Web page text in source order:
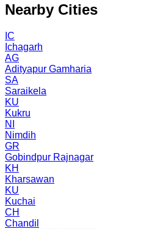
Nearby Cities
IC
Ichagarh
AG
Adityapur Gamharia
SA
Saraikela
KU
Kukru
NI
Nimdih
GR
Gobindpur Rajnagar
KH
Kharsawan
KU
Kuchai
CH
Chandil